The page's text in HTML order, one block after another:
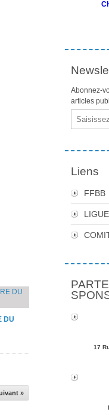
DU
»
Abonnez-
articles
Email
Liens
FFBB
LIGUE
17